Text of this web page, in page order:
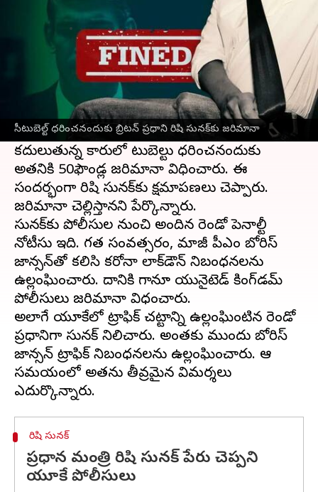
సీటుబెల్ట్ ధరించనందుకు బ్రిటన్ ప్రధాని రిషి సునక్‌కు జరిమానా
Jan 21, 2023 06:15 pm
ఈ వార్తాకథనం ఏంటి
సీటు బెల్ట్ లేకుండా కారులో ప్రయాణించినందుకు
ప్రధానమంత్రి రిషి సునక్‌కియునైటెడ్ కింగ్‌డమ్
పోలీసులు జరిమానా విధించినట్లుబీబీసీతెలిపింది.
కదులుతున్న కారులో సీటుబెల్టు ధరించనందుకు
అతనికి 50ఫౌండ్ల జరిమానా విధించారు. ఈ
సందర్భంగా రిషి సునక్‌కు క్షమాపణలు చెప్పారు.
జరిమానా చెల్లిస్తానని పేర్కొన్నారు.
సునక్‌కు పోలీసుల నుంచి అందిన రెండో పెనాల్టీ
నోటీసు ఇది. గత సంవత్సరం, మాజీ పీఎం బోరిస్
జాన్సన్‌తో కలిసి కరోనా లాక్‌డౌన్ నిబంధనలను
ఉల్లంఘించారు. దానికి గానూ యునైటెడ్ కింగ్‌డమ్
పోలీసులు జరిమానా విధంచారు.
అలాగే యూకేలో ట్రాఫిక్ చట్టాన్ని ఉల్లంఘింటిన రెండో
ప్రధానిగా సునక్ నిలిచారు. అంతకు ముందు బోరిస్
జాన్సన్‌ ట్రాఫిక్ నిబంధనలను ఉల్లంఘించారు. ఆ
సమయంలో అతను తీవ్రమైన విమర్శలు
రిషి సునక్‌
ప్రధాన మంత్రి రిషి సునక్‌ పేరు చెప్పని
యూకే పోలీసులు